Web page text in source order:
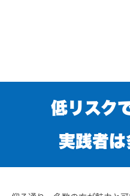
低リスク
実践者